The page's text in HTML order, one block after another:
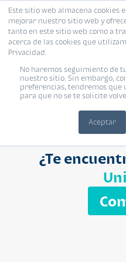
Este sitio web almacena cookies
mejorar nuestro sitio web y
tanto en este sitio web como a
acerca de las cookies que
Privacidad.
No haremos seguimiento de
nuestro sitio. Sin embargo,
preferencias, tendremos que
para que no se te solicite
Aceptar
Proyecto Modelo
Ingresa el nombre del
¿Te